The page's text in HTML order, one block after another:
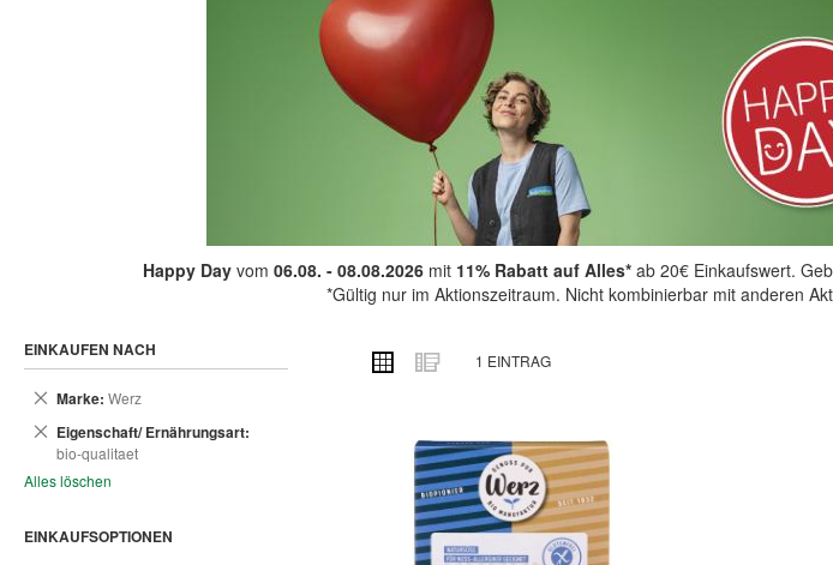
Happy Dayvom 06.08. - 08.08.2026mit 11% Rabatt auf Alles*ab 20€ Einkaufswert.
*Gültig nur im Aktionszeitraum. Nicht kombinierbar mit anderen
ANSICHT
ALS
Raster Liste
1 EINTRAG
EINKAUFEN NACH
Marke Werz
Dies
Eigenschaft/ Ernährungsart
bio-qualitaet
Dies
entfernen
Alles löschen
EINKAUFSOPTIONEN